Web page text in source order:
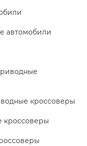
автомобили
кроссоверы
кроссоверы